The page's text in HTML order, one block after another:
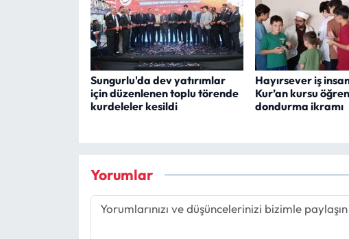
Sungurlu'da dev yatırımlar
için düzenlenen toplu törende
kurdeleler kesildi
Hayırsever iş
Kur’an kursu
dondurma ikramı
Yorumlar